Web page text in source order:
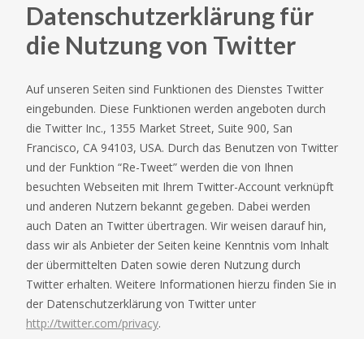
Datenschutzerklärung für
die Nutzung von Twitter
Auf unseren Seiten sind Funktionen des Dienstes Twitter
eingebunden. Diese Funktionen werden angeboten durch
die Twitter Inc., 1355 Market Street, Suite 900, San
Francisco, CA 94103, USA. Durch das Benutzen von Twitter
und der Funktion “Re-Tweet” werden die von Ihnen
besuchten Webseiten mit Ihrem Twitter-Account verknüpft
und anderen Nutzern bekannt gegeben. Dabei werden
auch Daten an Twitter übertragen. Wir weisen darauf hin,
dass wir als Anbieter der Seiten keine Kenntnis vom Inhalt
der übermittelten Daten sowie deren Nutzung durch
Twitter erhalten. Weitere Informationen hierzu finden Sie in
der Datenschutzerklärung von Twitter unter
http://twitter.com/privacy.